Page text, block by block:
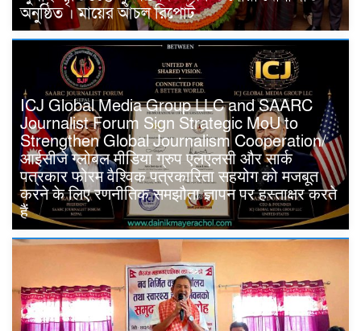
অনুষ্ঠিত । মায়ের আঁচল রিপোর্ট
ICJ Global Media Group LLC and SAARC
Journalist Forum Sign Strategic MoU to
Strengthen Global Journalism Cooperation/
आईसीजे ग्लोबल मीडिया ग्रुप एलएलसी और सार्क
पत्रकार फोरम वैश्विक पत्रकारिता सहयोग को मजबूत
करने के लिए रणनीतिक समझौता ज्ञापन पर हस्ताक्षर करते
हैं